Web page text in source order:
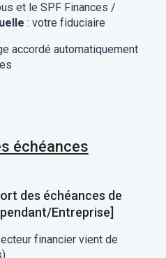
et le SPF Finances /
: votre fiduciaire
accordé automatiquement
échéances
des échéances de
Entreprise]
financier vient de